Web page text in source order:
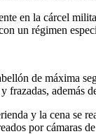
en la cárcel
un régimen
de máxima
frazadas, además
y la cena se
por cámaras